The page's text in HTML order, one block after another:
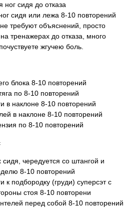
ног сидя до отказа
сидя или лежа 8-10 повторений
требуют объяснений, просто
тренажерах до отказа, много
жгучею боль.
блока 8-10 повторений
по 8-10 повторений
в наклоне 8-10 повторений
в наклоне 8-10 повторений
по 8-10 повторений
чередуется со штангой и
8-10 повторений
к подбородку (груди) суперсэт с
стоя 8-10 повторени
перед собой 8-10 повторений